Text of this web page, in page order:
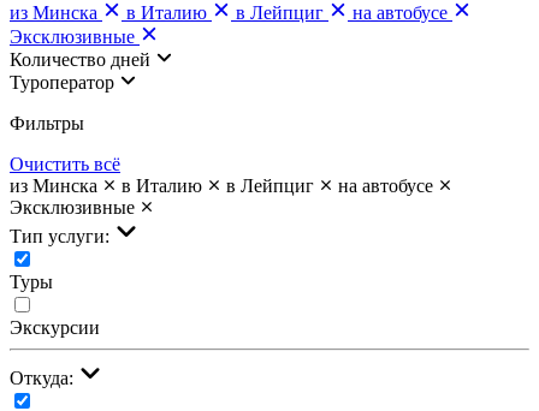
из Минска
в Италию в Лейпциг
на автобусе
Эксклюзивные
Количество дней
Туроператор
Фильтры
Очистить всё
из Минска
в Италию в Лейпциг
на автобусе
Эксклюзивные
Тип услуги:
Туры
Экскурсии
Откуда: